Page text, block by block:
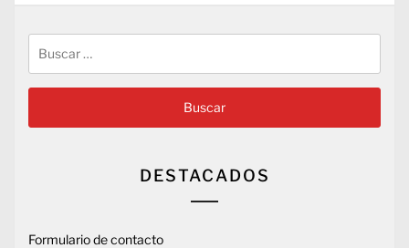
DESTACADOS
Formulario de contacto